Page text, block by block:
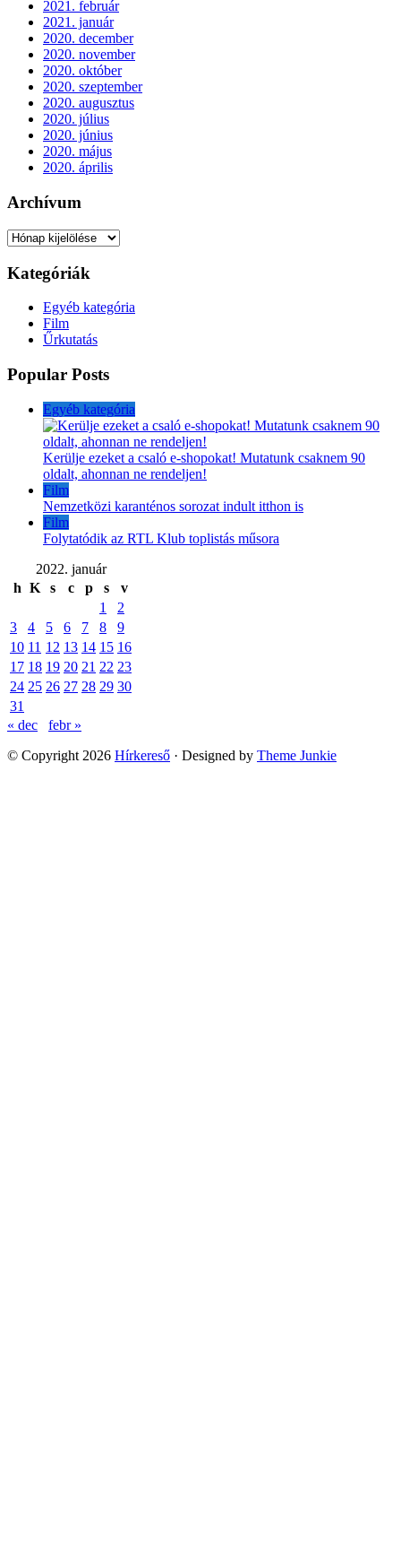
2021. február
2021. január
2020. december
2020. november
2020. október
2020. szeptember
2020. augusztus
2020. július
2020. június
2020. május
2020. április
Archívum
Archívum
Kategóriák
Egyéb kategória
Film
Űrkutatás
Popular Posts
Egyéb kategória
Kerülje ezeket a csaló e-shopokat! Mutatunk csaknem 90
oldalt, ahonnan ne rendeljen!
Film
Nemzetközi karanténos sorozat indult itthon is
Film
Folytatódik az RTL Klub toplistás műsora
2022. január
h K s c p s
v
1
2
3
4 5 6 7 8
9
10 11 12 13 14 15 16
17 18 19 20 21 22 23
24 25 26 27 28 29 30
31
« dec
febr »
© Copyright 2026 Hírkereső · Designed by Theme Junkie